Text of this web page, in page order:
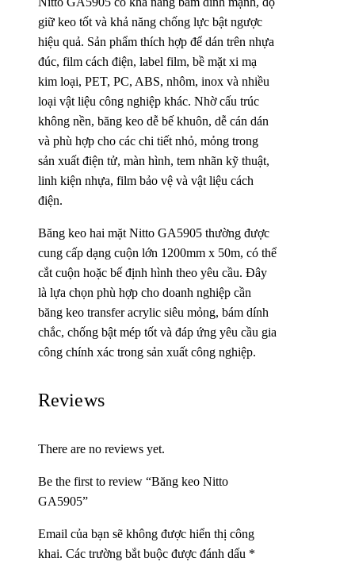
giữ keo tốt và khả năng chống lực bật ngược
hiệu quả. Sản phẩm thích hợp để dán trên nhựa
đúc, film cách điện, label film, bề mặt xi mạ
kim loại, PET, PC, ABS, nhôm, inox và nhiều
loại vật liệu công nghiệp khác. Nhờ cấu trúc
không nền, băng keo dễ bế khuôn, dễ cán dán
và phù hợp cho các chi tiết nhỏ, mỏng trong
sản xuất điện tử, màn hình, tem nhãn kỹ thuật,
linh kiện nhựa, film bảo vệ và vật liệu cách
điện.
Băng keo hai mặt Nitto GA5905 thường được
cung cấp dạng cuộn lớn 1200mm x 50m, có thể
cắt cuộn hoặc bế định hình theo yêu cầu. Đây
là lựa chọn phù hợp cho doanh nghiệp cần
băng keo transfer acrylic siêu mỏng, bám dính
chắc, chống bật mép tốt và đáp ứng yêu cầu gia
công chính xác trong sản xuất công nghiệp.
Reviews
There are no reviews yet.
Be the first to review “Băng keo Nitto
GA5905”
Email của bạn sẽ không được hiển thị công
khai. Các trường bắt buộc được đánh dấu *